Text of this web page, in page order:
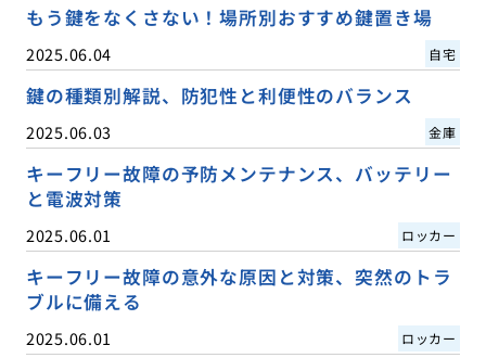
もう鍵をなくさない！場所別おすすめ鍵置き場
2025.06.04 自宅
鍵の種類別解説、防犯性と利便性のバランス
2025.06.03 金庫
キーフリー故障の予防メンテナンス、バッテリー
と電波対策
2025.06.01 ロッカー
キーフリー故障の意外な原因と対策、突然のトラ
ブルに備える
2025.06.01 ロッカー